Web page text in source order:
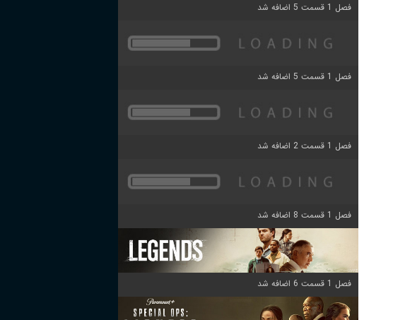
فصل 1 قسمت 5 اضافه شد
فصل 1 قسمت 5 اضافه شد
فصل 1 قسمت 2 اضافه شد
فصل 1 قسمت 8 اضافه شد
فصل 1 قسمت 6 اضافه شد